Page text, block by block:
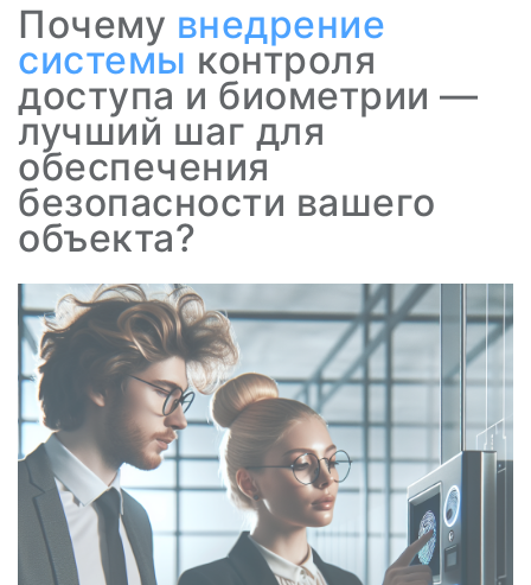
Почему внедрение
системы контроля
доступа и биометрии —
лучший шаг для
обеспечения
безопасности вашего
объекта?